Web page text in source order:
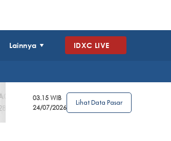
Lainnya IDXC LIVE
3.39%
AGRO
4
2.63%
0%
03.15 WIB
24/07/2026
Lihat Data Pasar